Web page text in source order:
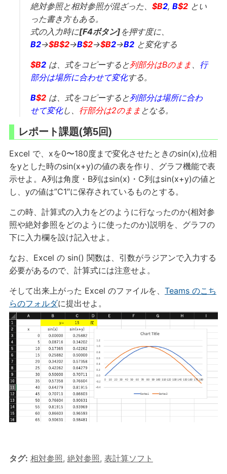
絶対参照と相対参照が混ざった、 $B2, B$2とい
った書き方もある。
式の入力時に[F4ボタン] を押す度に、
B2→$B$2→B$2→$B2→B2と変化する
$B2は、式をコピーすると列部分はBのまま、 行
部分は場所に合わせて変化する。
B$2は、式をコピーすると列部分は場所に合わ
せて変化し、 行部分は2のまま となる。
レポート課題(第5回)
Excel で、xを0〜180度まで変化させたときのsin(x),位相
をyとした時のsin(x+y)の値の表を作り、グラフ機能で表
示せよ。A列は角度・B列はsin(x)・C列はsin(x+y)の値と
し、yの値は”C1″に保存されているものとする。
この時、計算式の入力をどのように行なったのか(相対参
照や絶対参照をどのように使ったのか)説明を、グラフの
下に入力欄を設け記入せよ。
なお、Excel の sin() 関数は、引数がラジアンで入力する
必要があるので、計算式には注意せよ。
そして出来上がった Excel のファイルを、 Teams のこち
らのフォルダに提出せよ。
タグ: 相対参照, 絶対参照, 表計算ソフト